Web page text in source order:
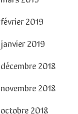
février 2019
janvier 2019
décembre 2018
novembre 2018
octobre 2018